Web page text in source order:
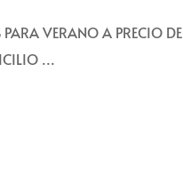
VERANO A PRECIO
...